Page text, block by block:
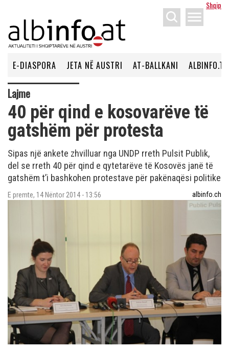
Shqip
menu
E-DIASPORA JETA NË AUSTRI AT-BALLKANI ALBINFO.TV
Lajme
40 për qind e kosovarëve të
gatshëm për protesta
Sipas një ankete zhvilluar nga UNDP rreth Pulsit Publik,
del se rreth 40 për qind e qytetarëve të Kosovës janë të
gatshëm t’i bashkohen protestave për pakënaqësi politike
E premte, 14 Nëntor 2014 - 13:56 albinfo.ch